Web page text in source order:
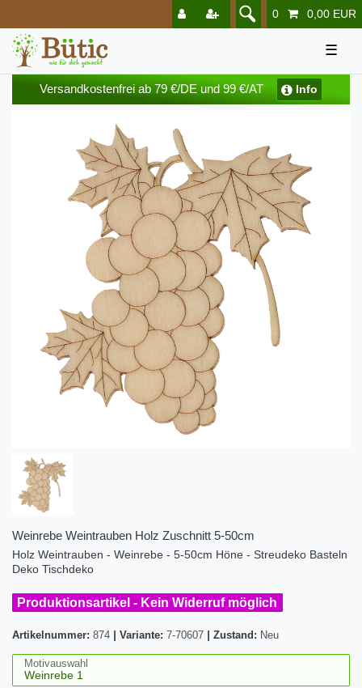
0 0,00 EUR
☰
Versandkostenfrei ab 79 €/DE und 99 €/AT Info
Weinrebe Weintrauben Holz Zuschnitt 5-50cm
Holz Weintrauben - Weinrebe - 5-50cm Höne - Streudeko Basteln
Deko Tischdeko
Produktionsartikel - Kein Widerruf möglich
Artikelnummer: 874 Variante: 7-70607 Zustand: Neu
Motivauswahl